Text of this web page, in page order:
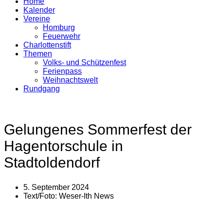
Kalender
Vereine
Homburg
Feuerwehr
Charlottenstift
Themen
Volks- und Schützenfest
Ferienpass
Weihnachtswelt
Rundgang
Gelungenes Sommerfest der
Hagentorschule in
Stadtoldendorf
5. September 2024
Text/Foto: Weser-Ith News